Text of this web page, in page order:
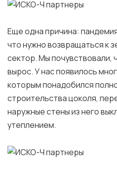
Еще одна причина:
что нужно возвращаться к
сектор. Мы почувствовали,
вырос. У нас появилось
которым понадобился
строительства цоколя,
наружные стены из него
утеплением.